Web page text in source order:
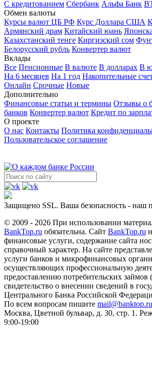
С кредитованием Сбербанк Альфа Банк
Обмен валюты
Курсы валют ЦБ РФ Курс Доллара США
Армянский драм Китайский юань
Казахстанский тенге Киргизский сом
Белорусский рубль Конвертер валют
Вклады
Все Пенсионные В валюте В долларах В
На 6 месяцев На 1 год Накопительные
Онлайн Срочные Новые
Дополнительно
Финансовые статьи и термины Отзывы о
банков Конвертер валют Кредит по
О проекте
О нас Контакты Политика
Пользовательское соглашение
Защищено SSL. Ваша безопасность - наш
© 2009 - 2026 При использовании
BankTop.ru обязательна. Сайт BankTop.ru
финансовые услуги, содержание сайта
справочный характер. На сайте
услуги банков и микрофинансовых
осуществляющих профессиональную
предоставлению потребительских
свидетельство о внесении сведений в
Центрального Банка Российской
По всем вопросам пишите mail@banktop.ru
Москва, Цветной бульвар, д. 30, стр. 1.
9:00-19:00